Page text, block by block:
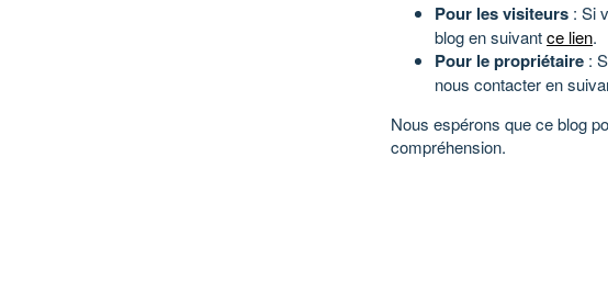
Pour les visiteurs : Si
blog en suivantce lien.
Pour le propriétaire :
nous contacter en
Nous espérons que ce blog
compréhension.